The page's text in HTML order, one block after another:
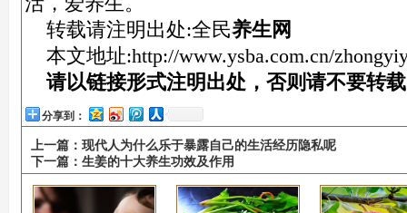
转载请注明出处:全民养生网
本文地址:http://www.ysba.com.cn/
请以链接形式注明出处，否则请不要转
分享到：
上一篇： 现代人为什么乐于暴露自己的生活经历隐私呢
下一篇： 生姜的十大养生功效及作用